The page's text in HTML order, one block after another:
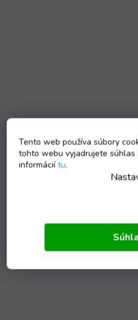
Tento web používa súbory
tohto webu vyjadrujete súhlas
informáciítu.